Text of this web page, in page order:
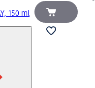
150 ml